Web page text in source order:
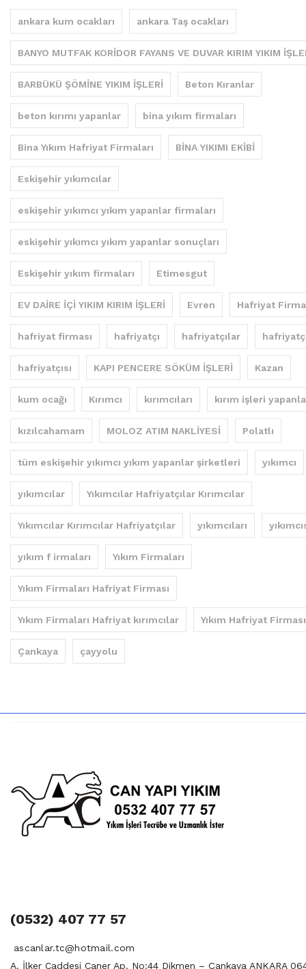
ankara kum ocakları ankara Taş ocakları
BANYO MUTFAK KORİDOR FAYANS VE DUVAR KIRIM YIKIM
BARBÜKÜ ŞÖMİNE YIKIM İŞLERİ Beton Kıranlar
beton kırımı yapanlar bina yıkım firmaları
Bina Yıkım Hafriyat Firmaları BİNA YIKIMI EKİBİ
Eskişehir yıkımcılar
eskişehir yıkımcı yıkım yapanlar firmaları
eskişehir yıkımcı yıkım yapanlar sonuçları
Eskişehir yıkım firmaları Etimesgut
EV DAİRE İÇİ YIKIM KIRIM İŞLERİ Evren Hafriyat
hafriyat firması hafriyatçı hafriyatçılar
hafriyatçısı KAPI PENCERE SÖKÜM İŞLERİ Kazan
kum ocağı Kırımcı kırımcıları kırım işleri
kızılcahamam MOLOZ ATIM NAKLİYESİ Polatlı
tüm eskişehir yıkımcı yıkım yapanlar şirketleri yıkımcı
yıkımcılar Yıkımcılar Hafriyatçılar Kırımcılar
Yıkımcılar Kırımcılar Hafriyatçılar yıkımcıları
yıkım f irmaları Yıkım Firmaları
Yıkım Firmaları Hafriyat Firması
Yıkım Firmaları Hafriyat kırımcılar Yıkım Hafriyat Firması
Çankaya çayyolu
(0532) 407 77 57
ascanlar.tc@hotmail.com
A. İlker Caddesi Caner Ap. No:44 Dikmen – Çankaya ANKARA